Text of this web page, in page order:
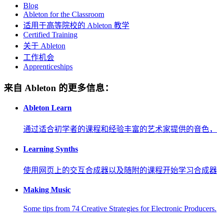
Blog
Ableton for the Classroom
适用于高等院校的 Ableton 教学
Certified Training
关于 Ableton
工作机会
Apprenticeships
来自 Ableton 的更多信息：
Ableton Learn
通过适合初学者的课程和经验丰富的艺术家提供的音色，
Learning Synths
使用网页上的交互合成器以及随附的课程开始学习合成器
Making Music
Some tips from 74 Creative Strategies for Electronic Producers.